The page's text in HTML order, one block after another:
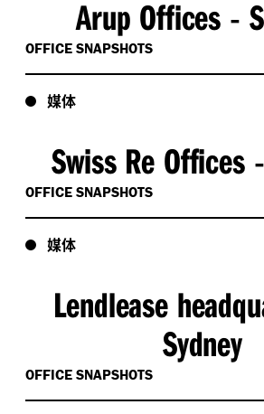
Arup Offices -
OFFICE SNAPSHOTS
媒体
Swiss Re Offices -
OFFICE SNAPSHOTS
媒体
Lendlease
Sydney
OFFICE SNAPSHOTS